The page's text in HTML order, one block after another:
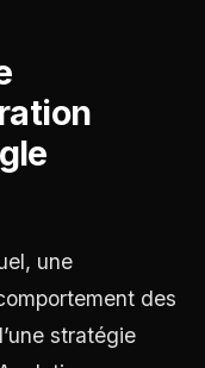
une
des
stratégie